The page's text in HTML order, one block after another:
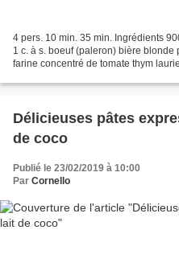
4 pers. 10 min. 35 min. Ingrédients
1 c. à s. boeuf (paleron) bière blonde
farine concentré de tomate thym
Délicieuses pâtes
de coco
Publié le 23/02/2019 à 10:00
Par Cornello